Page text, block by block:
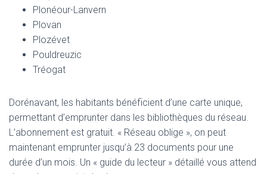
Plonéour-Lanvern
Plovan
Plozévet
Pouldreuzic
Tréogat
Dorénavant, les habitants bénéficient d’une carte unique,
permettant d’emprunter dans les bibliothèques du réseau.
L’abonnement est gratuit. « Réseau oblige », on peut
maintenant emprunter jusqu’à 23 documents pour une
durée d’un mois. Un « guide du lecteur » détaillé vous attend